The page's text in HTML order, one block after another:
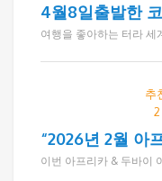
4월8일출발한
추
2